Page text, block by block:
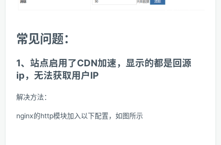
常见问题：
1、站点启用了CDN加速，显示的都是回源
ip，无法获取用户IP
解决方法：
nginx的http模块加入以下配置，如图所示